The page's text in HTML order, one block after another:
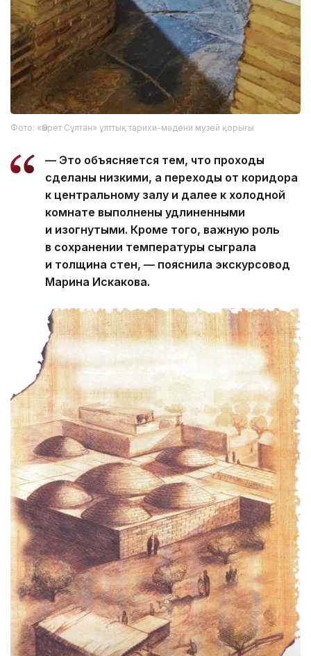
Фото: «Әзірет Сұлтан» ұлттық тарихи-мәдени музей қорығы
— Это объясняется тем, что проходы
сделаны низкими, а переходы от коридора
к центральному залу и далее к холодной
комнате выполнены удлиненными
и изогнутыми. Кроме того, важную роль
в сохранении температуры сыграла
и толщина стен, — пояснила экскурсовод
Марина Искакова.